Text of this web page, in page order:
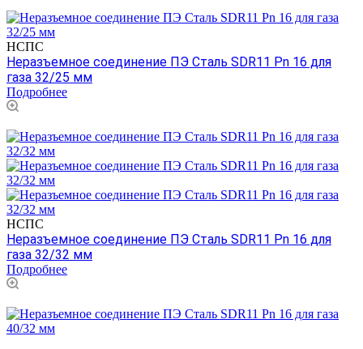
НСПС
Неразъемное соединение ПЭ Сталь SDR11 Pn 16 для
газа 32/25 мм
Подробнее
НСПС
Неразъемное соединение ПЭ Сталь SDR11 Pn 16 для
газа 32/32 мм
Подробнее